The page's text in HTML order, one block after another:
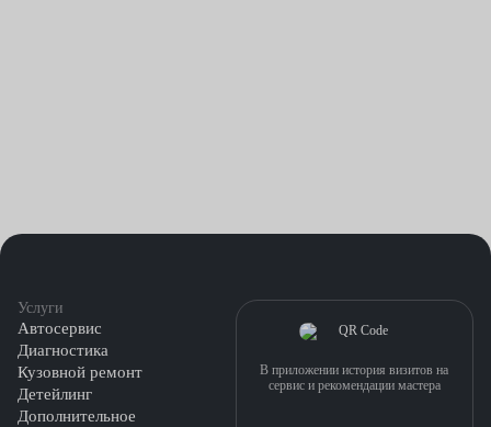
Услуги
Автосервис
Диагностика
Кузовной ремонт
Детейлинг
Дополнительное
В приложении история визитов на
сервис и рекомендации мастера